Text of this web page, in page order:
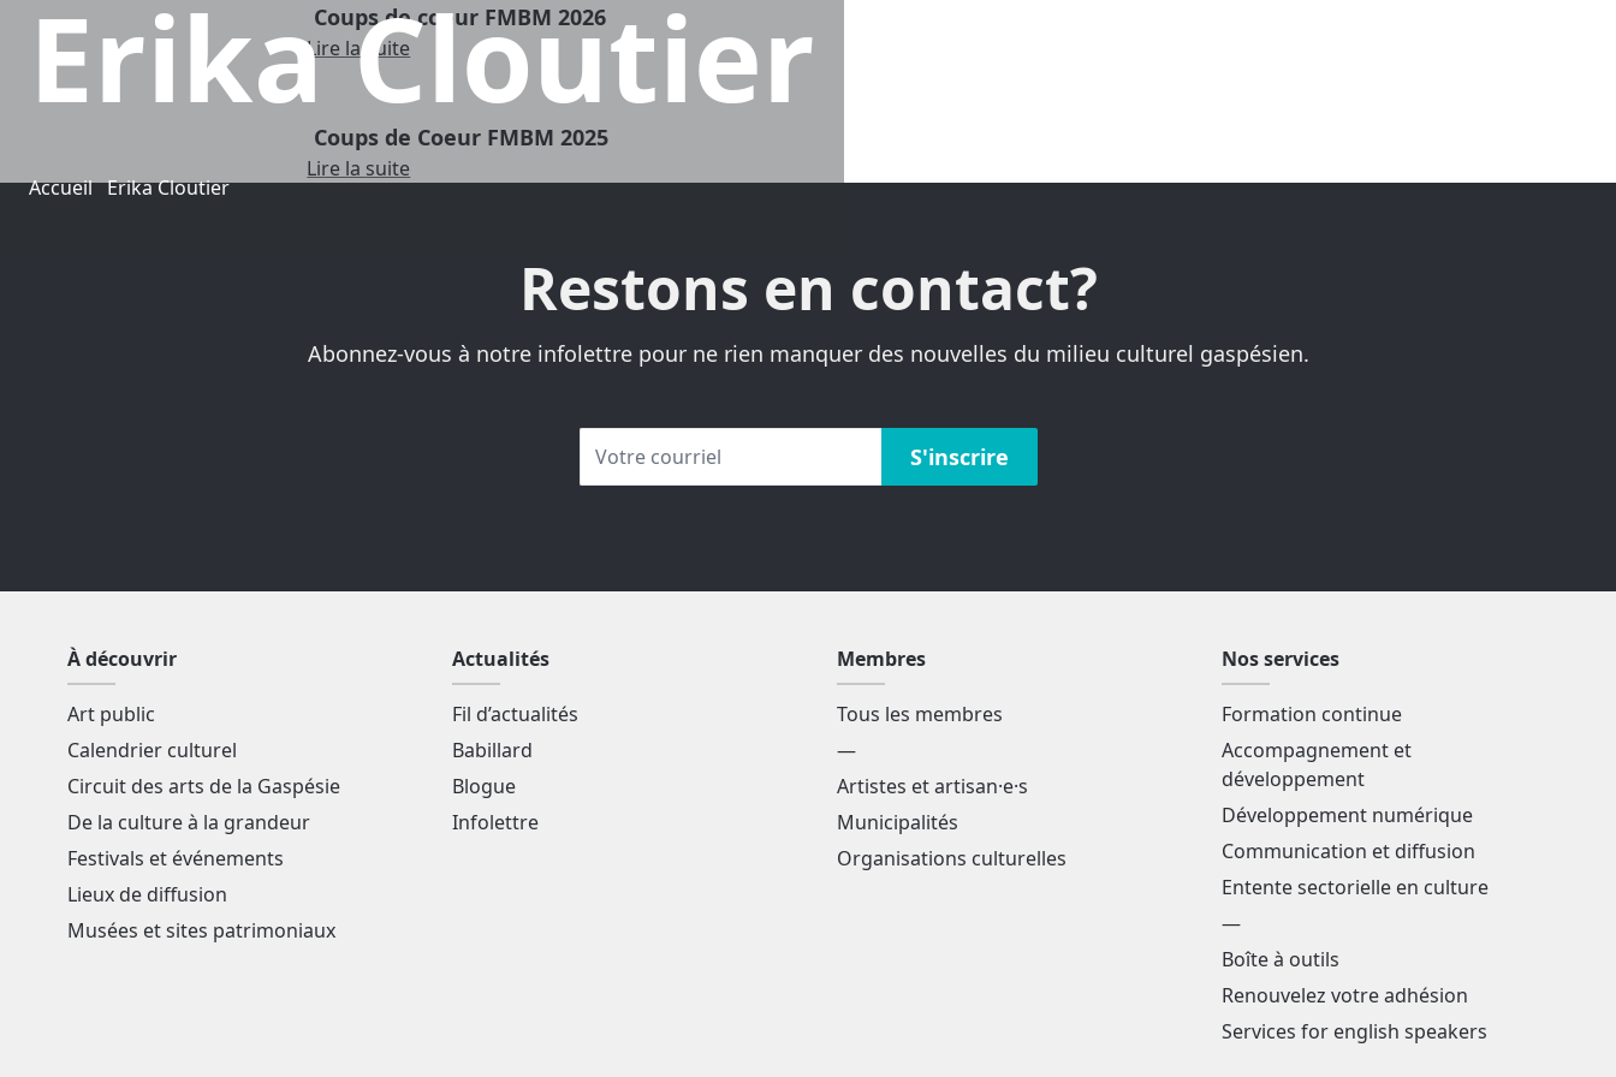
Erika Cloutier
Accueil Erika Cloutier
Coups de coeur FMBM 2026
Lire la suite
Coups de Coeur FMBM 2025
Lire la suite
Restons en contact?
Abonnez-vous à notre infolettre pour ne rien manquer des nouvelles du milieu culturel gaspésien.
À découvrir
Art public
Calendrier culturel
Circuit des arts de la Gaspésie
De la culture à la grandeur
Festivals et événements
Lieux de diffusion
Musées et sites patrimoniaux
Actualités
Fil d’actualités
Babillard
Blogue
Infolettre
Membres
Tous les membres
—
Artistes et artisan·e·s
Municipalités
Organisations culturelles
Nos services
Formation continue
Accompagnement et
développement
Développement numérique
Communication et diffusion
Entente sectorielle en culture
—
Boîte à outils
Renouvelez votre adhésion
Services for english speakers